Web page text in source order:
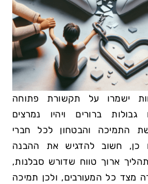
ישמרו על תקשורת פתוחה
גבולות ברורים ויהיו נמרצים
התמיכה והבטחון לכל חברי
כן, חשוב להדגיש את ההבנה
ארוך טווח שדורש סבלנות,
מצד כל המעורבים, ולכן תמיכה